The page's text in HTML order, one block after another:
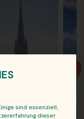
sind essenziell,
dieser